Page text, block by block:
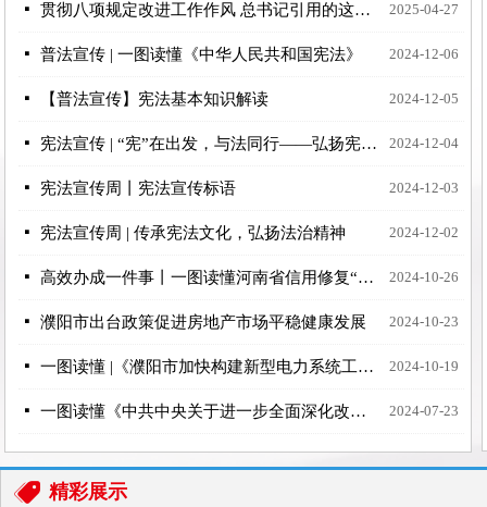
2025-04-27
넷 贯彻八项规定改进工作作风 总书记引用的这些古语耐人寻味
2024-12-06
넷 普法宣传 | 一图读懂《中华人民共和国宪法》
2024-12-05
넷 【普法宣传】​宪法基本知识解读
2024-12-04
넷 宪法宣传 | “宪”在出发，与法同行——弘扬宪法精神，共筑法治社会
2024-12-03
넷 宪法宣传周丨宪法宣传标语
2024-12-02
넷 宪法宣传周 | 传承宪法文化，弘扬法治精神
2024-10-26
넷 高效办成一件事丨一图读懂河南省信用修复“一件事”
2024-10-23
넷 濮阳市出台政策促进房地产市场平稳健康发展
2024-10-19
넷 一图读懂 |《濮阳市加快构建新型电力系统工作方案》
2024-07-23
넷 一图读懂《中共中央关于进一步全面深化改革、推进中国式现代化的决定》
精彩展示
뀄